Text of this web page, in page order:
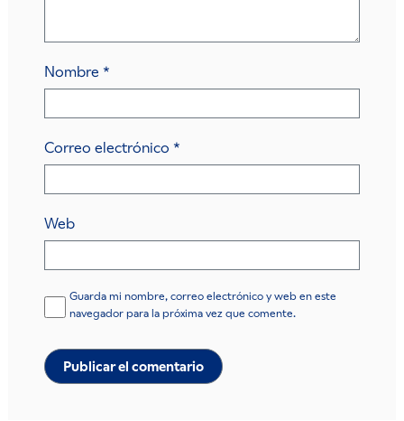
Nombre *
Correo electrónico *
Web
Guarda mi nombre, correo electrónico y web en este
navegador para la próxima vez que comente.